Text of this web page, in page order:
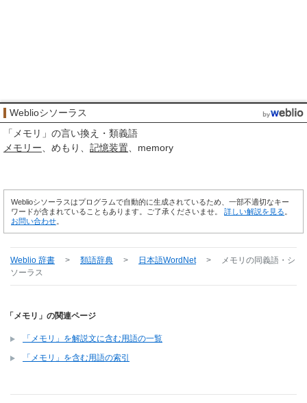
Weblioシソーラス
「 メモリ 」の言い換え・類義語
メモリー
めもり 記憶装置 memory
Weblioシソーラスはプログラムで自動的に生成されているため、一部不適切なキー
ワードが含まれていることもあります。ご了承くださいませ。 詳しい解説を見る
お問い合わせ
Weblio 辞書 > 類語辞典 > 日本語WordNet > メモリ の同義語・シ
ソーラス
「メモリ」の関連ページ
「メモリ」を解説文に含む用語の一覧
「メモリ」を含む用語の索引